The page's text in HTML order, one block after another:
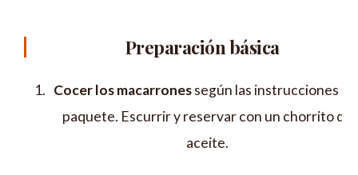
Preparación básica
Cocer los macarronessegún las instrucciones
paquete. Escurrir y reservar con un chorrito de
aceite.